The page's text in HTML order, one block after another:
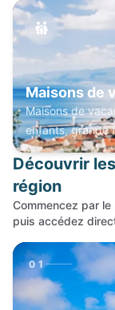
Maisons de
Maisons de
enfants, grande
Découvrir
région
Commencez par
puis accédez
01